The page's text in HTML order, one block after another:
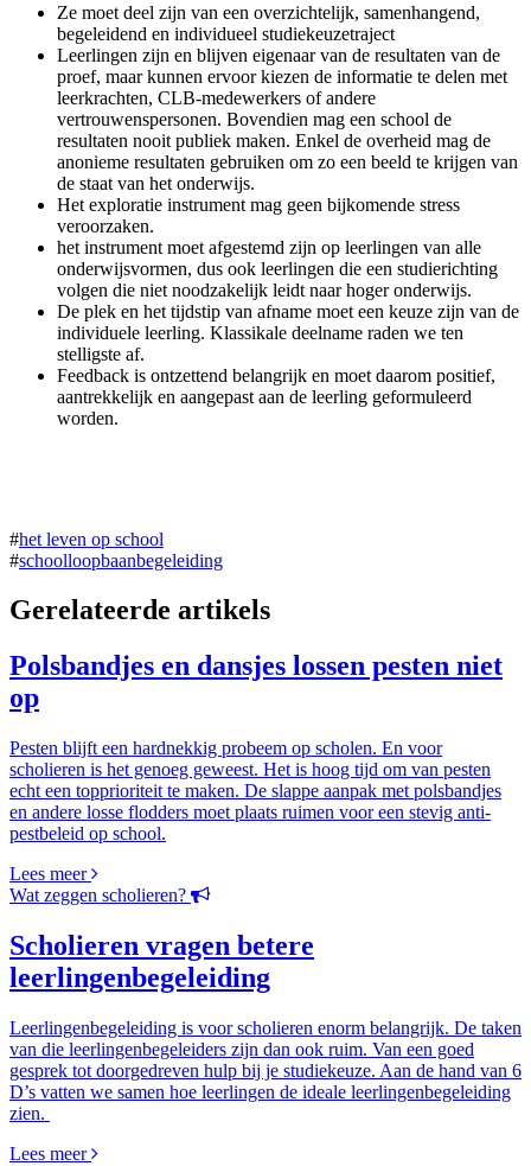
Ze moet deel zijn van een overzichtelijk, samenhangend,
begeleidend en individueel studiekeuzetraject
Leerlingen zijn en blijven eigenaar van de resultaten van de
proef, maar kunnen ervoor kiezen de informatie te delen met
leerkrachten, CLB-medewerkers of andere
vertrouwenspersonen. Bovendien mag een school de
resultaten nooit publiek maken. Enkel de overheid mag de
anonieme resultaten gebruiken om zo een beeld te krijgen van
de staat van het onderwijs.
Het exploratie instrument mag geen bijkomende stress
veroorzaken.
het instrument moet afgestemd zijn op leerlingen van alle
onderwijsvormen, dus ook leerlingen die een studierichting
volgen die niet noodzakelijk leidt naar hoger onderwijs.
De plek en het tijdstip van afname moet een keuze zijn van de
individuele leerling. Klassikale deelname raden we ten
stelligste af.
Feedback is ontzettend belangrijk en moet daarom positief,
aantrekkelijk en aangepast aan de leerling geformuleerd
worden.
#het leven op school
#schoolloopbaanbegeleiding
Gerelateerde artikels
Polsbandjes en dansjes lossen pesten niet
op
Pesten blijft een hardnekkig probeem op scholen. En voor
scholieren is het genoeg geweest. Het is hoog tijd om van pesten
echt een topprioriteit te maken. De slappe aanpak met polsbandjes
en andere losse flodders moet plaats ruimen voor een stevig anti-
pestbeleid op school.
Lees meer
Wat zeggen scholieren?
Scholieren vragen betere
leerlingenbegeleiding
Leerlingenbegeleiding is voor scholieren enorm belangrijk. De taken
van die leerlingenbegeleiders zijn dan ook ruim. Van een goed
gesprek tot doorgedreven hulp bij je studiekeuze. Aan de hand van 6
D’s vatten we samen hoe leerlingen de ideale leerlingenbegeleiding
zien.
Lees meer